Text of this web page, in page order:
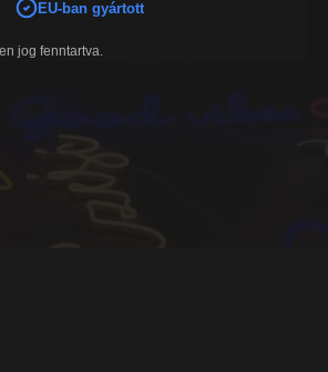
EU-ban gyártott
jog fenntartva.